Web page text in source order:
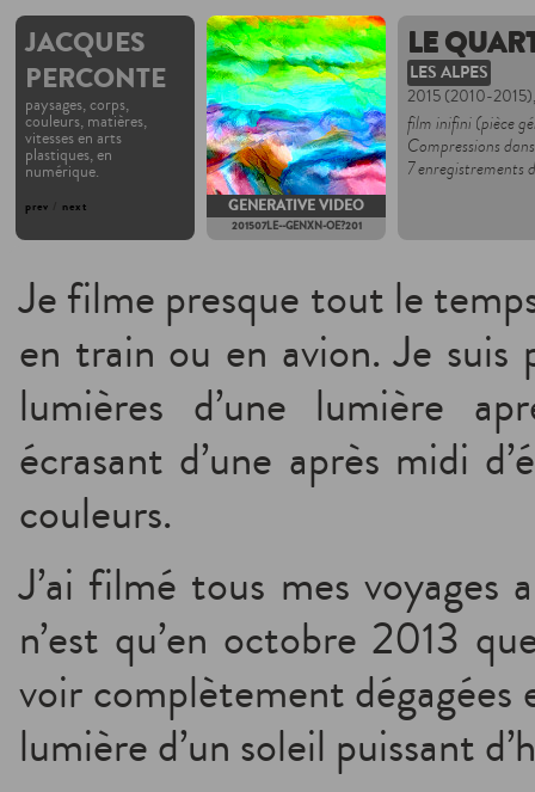
JACQUES
PERCONTE
paysages, corps,
couleurs, matières,
vitesses en arts
plastiques, en
numérique.
prev next GENERATIVE VIDEO
201507LE--GENXN-OE?201
LE
LES ALPES
2015 (2010-
film inifini (pièce
Compressions
7 enregistrements
Je filme presque tout le
en train ou en avion. Je suis
lumières d’une lumière
écrasant d’une après midi
couleurs.
J’ai filmé tous mes voyages
n’est qu’en octobre 2013
voir complètement dégagées
lumière d’un soleil puissant